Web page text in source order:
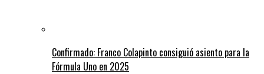
Confirmado: Franco Colapinto consiguió asiento para la
Fórmula Uno en 2025